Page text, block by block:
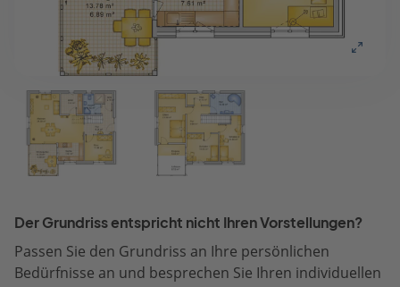
Der Grundriss entspricht nicht Ihren Vorstellungen?
Passen Sie den Grundriss an Ihre persönlichen
Bedürfnisse an und besprechen Sie Ihren individuellen